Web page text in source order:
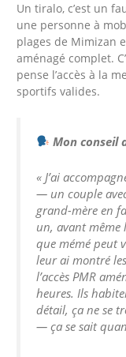
Un tiralo, c’est un
une personne à
plages de Mimizan
aménagé complet.
pense l’accès à la
sportifs valides.
Mon conseil
« J’ai
— un couple
grand-mère en
un, avant même
que mémé peut
leur ai montré
l’accès PMR
heures. Ils
détail, ça ne se
— ça se sait